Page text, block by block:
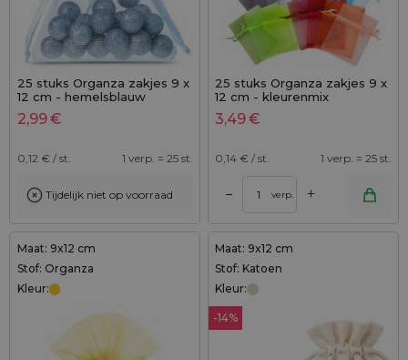
25 stuks Organza zakjes 9 x
12 cm - hemelsblauw
2,99€
0,12 € / st. 1 verp. = 25 st.
Tijdelijk niet op voorraad
25 stuks Organza zakjes 9 x
12 cm - kleurenmix
3,49€
0,14 € / st. 1 verp. = 25 st.
– verp. +
Maat: 9x12 cm
Stof: Organza
Kleur:
Maat: 9x12 cm
Stof: Katoen
Kleur:
-14%